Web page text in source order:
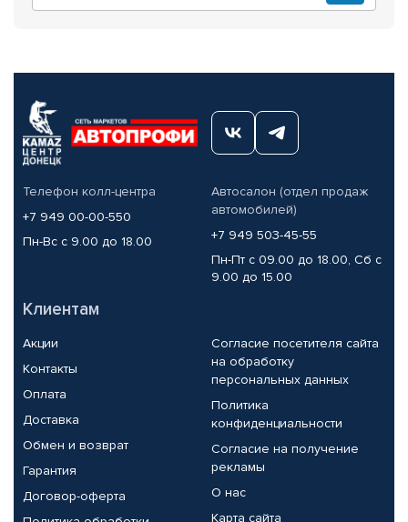
Телефон колл-центра
+7 949 00-00-550
Пн-Вс с 9.00 до 18.00
Автосалон (отдел продаж
автомобилей)
+7 949 503-45-55
Пн-Пт с 09.00 до 18.00, Сб с
9.00 до 15.00
Клиентам
Акции
Контакты
Оплата
Доставка
Обмен и возврат
Гарантия
Договор-оферта
Согласие посетителя сайта
на обработку
персональных данных
Политика
конфиденциальности
Согласие на получение
рекламы
О нас
Карта сайта